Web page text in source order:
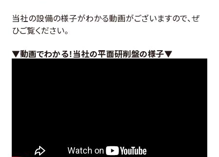
当社の設備の様子がわかる動画がございますので、ぜ
ひご覧ください。
▼動画でわかる！当社の平面研削盤の様子▼